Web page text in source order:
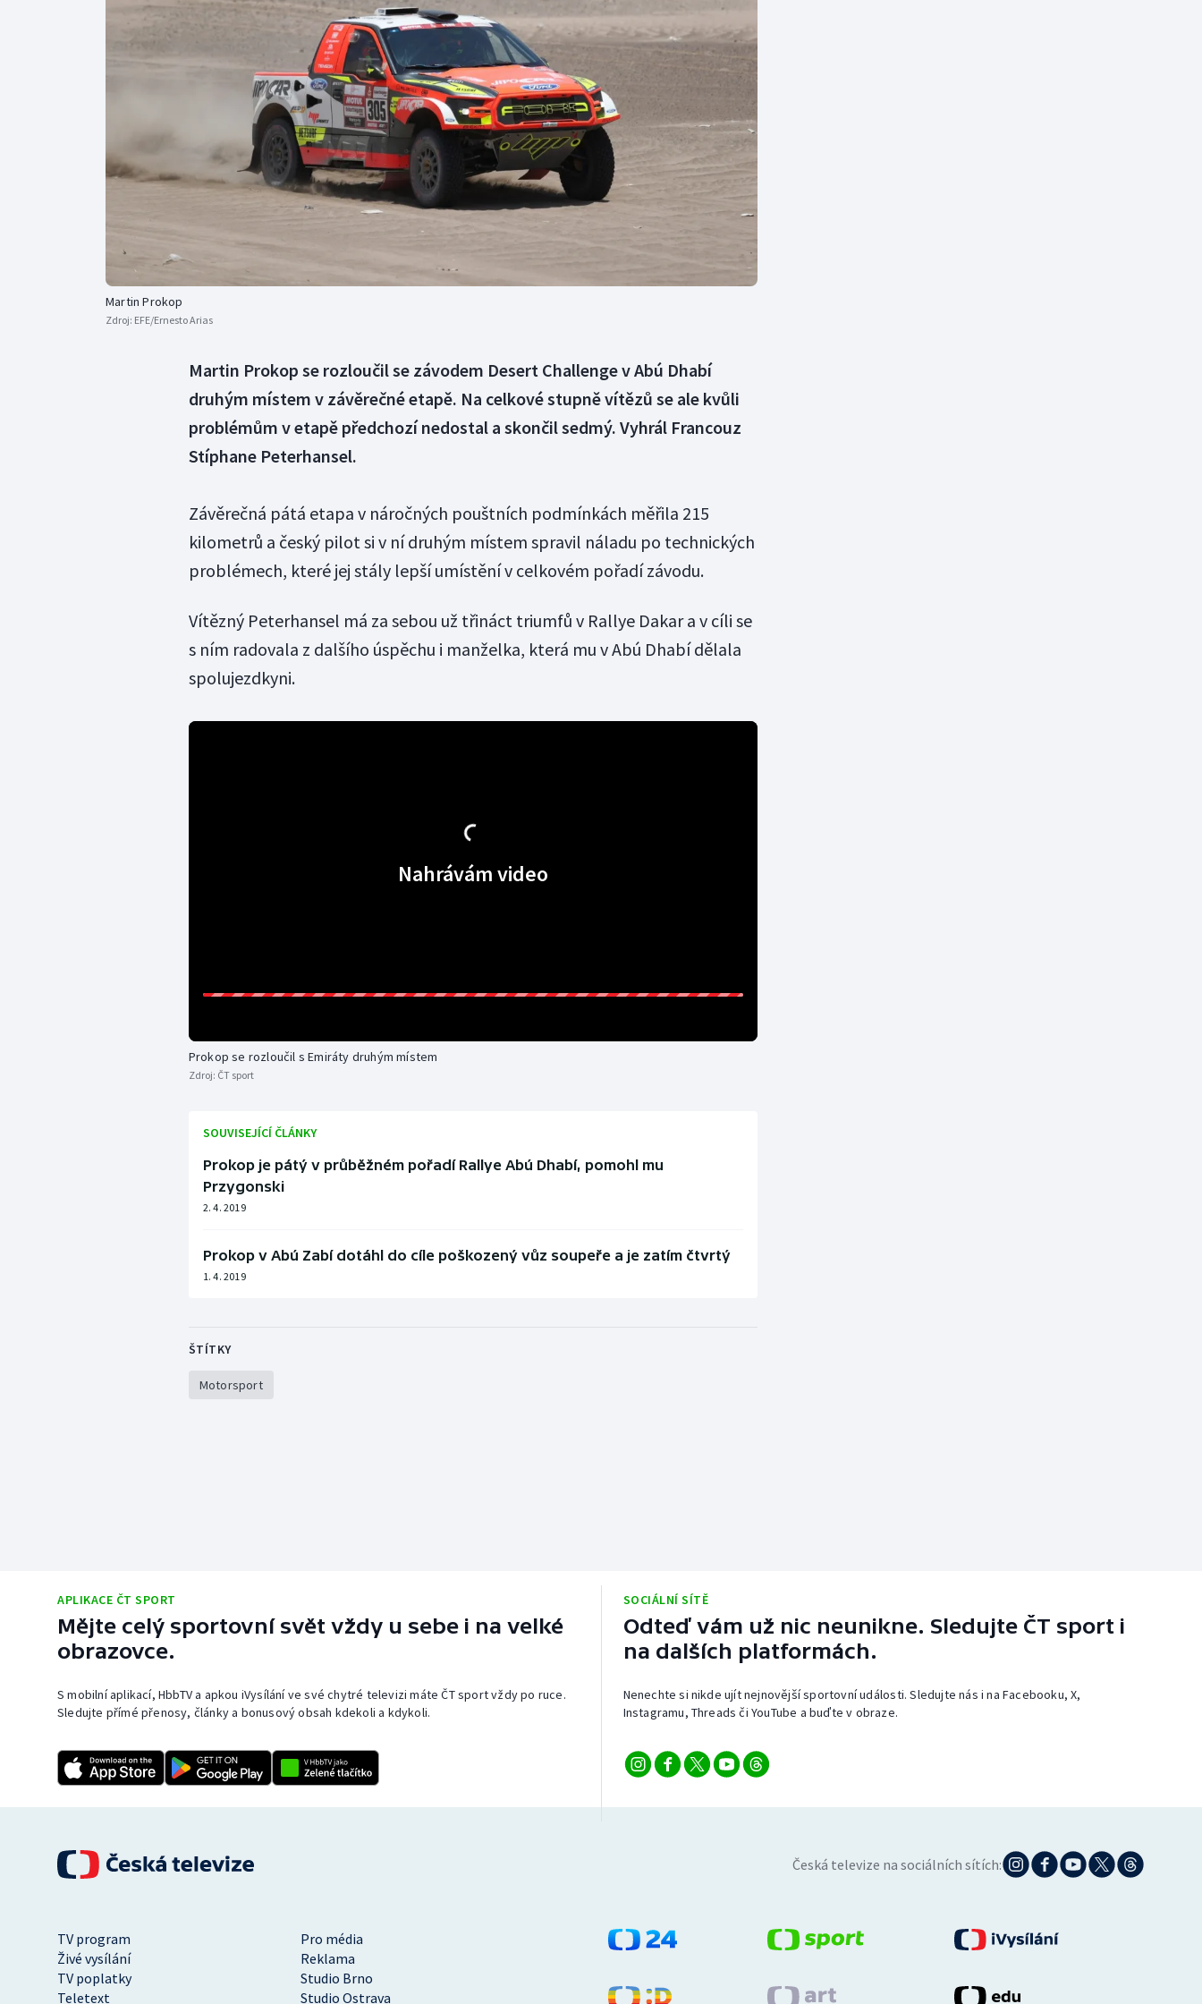
Curling
Dostihy
Florbal
Futsal
Golf
Gymnastika
Motorsport
Olympijské hry
Parasport
Plavání
Plážový volejbal
Veslování
Vodní slalom
Volejbal
Ostatní
Martin Prokop
Zdroj: EFE/Ernesto Arias
Martin Prokop se rozloučil se závodem Desert Challenge v Abú Dhabí
druhým místem v závěrečné etapě. Na celkové stupně vítězů se ale kvůli
problémům v etapě předchozí nedostal a skončil sedmý. Vyhrál Francouz
Stíphane Peterhansel.
Závěrečná pátá etapa v náročných pouštních podmínkách měřila 215
kilometrů a český pilot si v ní druhým místem spravil náladu po technických
problémech, které jej stály lepší umístění v celkovém pořadí závodu.
Vítězný Peterhansel má za sebou už třináct triumfů v Rallye Dakar a v cíli se
s ním radovala z dalšího úspěchu i manželka, která mu v Abú Dhabí dělala
spolujezdkyni.
Nahrávám video
Prokop se rozloučil s Emiráty druhým místem
Zdroj: ČT sport
SOUVISEJÍCÍ ČLÁNKY
Prokop je pátý v průběžném pořadí Rallye Abú Dhabí, pomohl mu
Przygonski
2. 4. 2019
Prokop v Abú Zabí dotáhl do cíle poškozený vůz soupeře a je zatím čtvrtý
1. 4. 2019
ŠTÍTKY
Motorsport
APLIKACE ČT SPORT
Mějte celý sportovní svět vždy u sebe i na velké
obrazovce.
S mobilní aplikací, HbbTV a apkou iVysílání ve své chytré televizi máte ČT sport vždy po ruce.
Sledujte přímé přenosy, články a bonusový obsah kdekoli a kdykoli.
SOCIÁLNÍ SÍTĚ
Odteď vám už nic neunikne. Sledujte ČT sport i
na dalších platformách.
Nenechte si nikde ujít nejnovější sportovní události. Sledujte nás i na Facebooku, X,
Instagramu, Threads či YouTube a buďte v obraze.
Česká televize na sociálních sítích:
TV program
Pro média
Živé vysílání
Reklama
TV poplatky
Studio Brno
Teletext
Studio Ostrava